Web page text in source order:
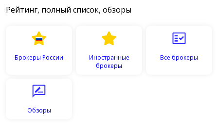
Рейтинг, полный список, обзоры
Брокеры России
Иностранные
брокеры
Все брокеры
Обзоры